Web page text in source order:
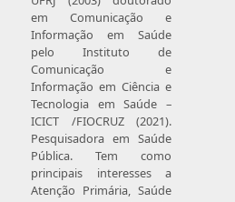
em Comunicação e
Informação em Saúde
pelo Instituto de
Comunicação e
Informação em Ciência e
Tecnologia em Saúde –
ICICT /FIOCRUZ (2021).
Pesquisadora em Saúde
Pública. Tem como
principais interesses a
Atenção Primária, Saúde